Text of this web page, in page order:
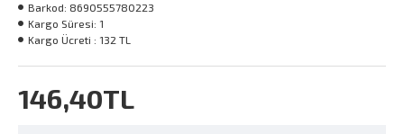
146,40TL
Barkod: 8690555780223
Kargo Süresi: 1
Kargo Ücreti : 132 TL